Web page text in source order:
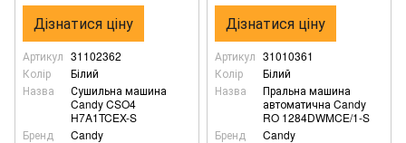
Дізнатися ціну
Артикул 31102362
Колір
Білий
Назва
Сушильна машина
Candy CSO4
H7A1TCEX-S
Бренд
Candy
Дізнатися ціну
Артикул 31010361
Колір
Білий
Назва
Пральна машина
автоматична Candy
RO 1284DWMCE/1-S
Бренд
Candy